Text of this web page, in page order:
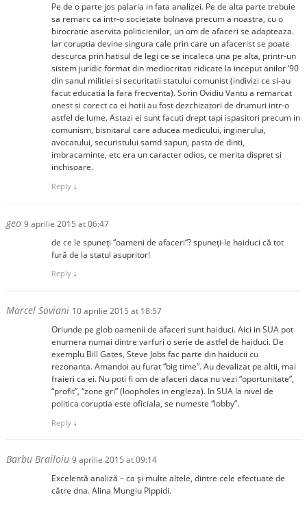
Pe de o parte jos palaria in fata analizei. Pe de alta parte trebuie
sa remarc ca intr-o societate bolnava precum a noastra, cu o
birocratie aservita politicienilor, un om de afaceri se adapteaza.
Iar coruptia devine singura cale prin care un afacerist se poate
descurca prin hatisul de legi ce se incaleca una pe alta, printr-un
sistem juridic format din mediocritati ridicate la inceput anilor ’90
din sanul militiei si securitatii statului comunist (indivizi ce si-au
facut educatia la fara frecventa). Sorin Ovidiu Vantu a remarcat
onest si corect ca ei hotii au fost dezchizatori de drumuri intr-o
astfel de lume. Astazi ei sunt facuti drept tapi ispasitori precum in
comunism, bisnitarul care aducea medicului, inginerului,
avocatului, securistului samd sapun, pasta de dinti,
imbracaminte, etc era un caracter odios, ce merita dispret si
inchisoare.
Reply ↓
geo 9 aprilie 2015 at 06:47
de ce le spuneţi ‘‘oameni de afaceri‘‘? spuneţi-le haiduci că tot
fură de la statul asupritor!
Reply ↓
Marcel Soviani 10 aprilie 2015 at 18:57
Oriunde pe glob oamenii de afaceri sunt haiduci. Aici in SUA pot
enumera numai dintre varfuri o serie de astfel de haiduci. De
exemplu Bill Gates, Steve Jobs fac parte din haiducii cu
rezonanta. Amandoi au furat “big time”. Au devalizat pe altii, mai
fraieri ca ei. Nu poti fi om de afaceri daca nu vezi “oportunitate”,
“profit”, “zone gri” (loopholes in engleza). In SUA la nivel de
politica coruptia este oficiala, se numeste “lobby”.
Reply ↓
Barbu Brailoiu 9 aprilie 2015 at 09:14
Excelentă analiză – ca şi multe altele, dintre cele efectuate de
către dna. Alina Mungiu Pippidi.